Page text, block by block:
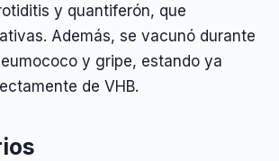
y quantiferón, que
Además, se vacunó durante
y gripe, estando ya
de VHB.